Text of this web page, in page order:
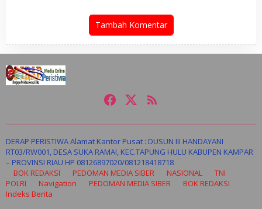
KEPALA DINAS PENDIDIKAN
Tambah Komentar
DERAP PERISTIWA Alamat Kantor Pusat : DUSUN III HANDAYANI
RT03/RW001, DESA SUKA RAMAI, KEC.TAPUNG HULU KABUPEN KAMPAR
– PROVINSI RIAU HP 08126897020/081218418718
BOK REDAKSI
PEDOMAN MEDIA SIBER NASIONAL
TNI
POLRI
Navigation PEDOMAN MEDIA SIBER
BOK REDAKSI
Indeks Berita